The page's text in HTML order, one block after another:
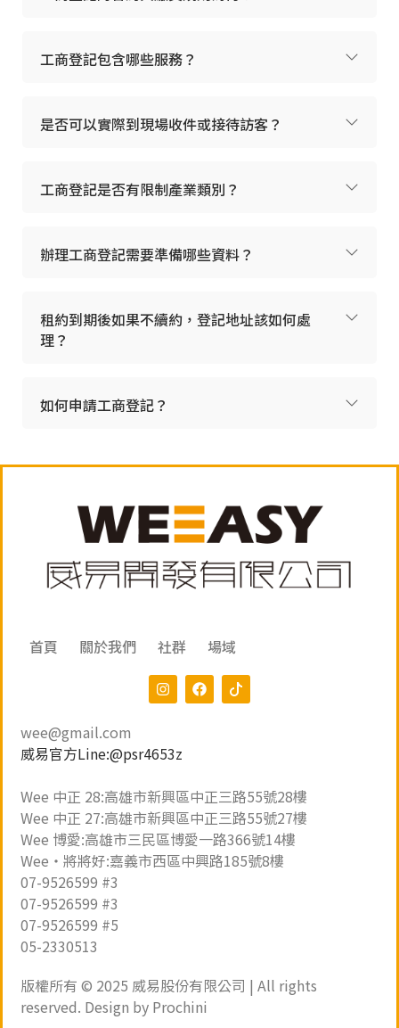
工商登記包含哪些服務？
是否可以實際到現場收件或接待訪客？
工商登記是否有限制產業類別？
辦理工商登記需要準備哪些資料？
租約到期後如果不續約，登記地址該如何處
理？
如何申請工商登記？
首頁 關於我們 社群 場域
wee@gmail.com
威易官方Line:@psr4653z
Wee 中正 28:高雄市新興區中正三路55號28樓
Wee 中正 27:高雄市新興區中正三路55號27樓
Wee 博愛:高雄市三民區博愛一路366號14樓
Wee・將將好:嘉義市西區中興路185號8樓
07-9526599 #3
07-9526599 #3
07-9526599 #5
05-2330513
版權所有 © 2025 威易股份有限公司 | All rights
reserved. Design by Prochini